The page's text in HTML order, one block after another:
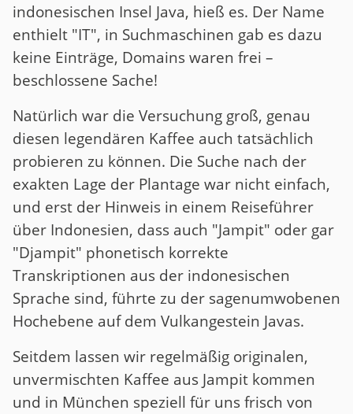
indonesischen Insel Java, hieß es. Der Name
enthielt "IT", in Suchmaschinen gab es dazu
keine Einträge, Domains waren frei –
beschlossene Sache!
Natürlich war die Versuchung groß, genau
diesen legendären Kaffee auch tatsächlich
probieren zu können. Die Suche nach der
exakten Lage der Plantage war nicht einfach,
und erst der Hinweis in einem Reiseführer
über Indonesien, dass auch "Jampit" oder gar
"Djampit" phonetisch korrekte
Transkriptionen aus der indonesischen
Sprache sind, führte zu der sagenumwobenen
Hochebene auf dem Vulkangestein Javas.
Seitdem lassen wir regelmäßig originalen,
unvermischten Kaffee aus Jampit kommen
und in München speziell für uns frisch von